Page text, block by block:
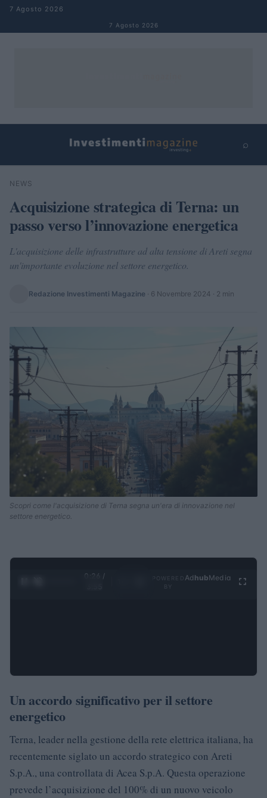
Salta al contenuto
7 Agosto 2026
7 Agosto 2026
⌕
Cerca
NEWS
Acquisizione strategica di Terna: un
passo verso l’innovazione energetica
L'acquisizione delle infrastrutture ad alta tensione di Areti segna
un'importante evoluzione nel settore energetico.
Redazione Investimenti Magazine · 6 Novembre 2024 · 2 min
Scopri come l'acquisizione di Terna segna un'era di innovazione nel
settore energetico.
0:27 /
Ad hubMedia
Un accordo significativo per il settore
energetico
Terna, leader nella gestione della rete elettrica italiana, ha
recentemente siglato un accordo strategico con Areti
S.p.A., una controllata di Acea S.p.A. Questa operazione
prevede l’acquisizione del 100% di un nuovo veicolo